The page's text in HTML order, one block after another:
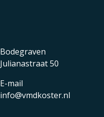
Bodegraven
Julianastraat 50
E-mail
info@vmdkoster.nl